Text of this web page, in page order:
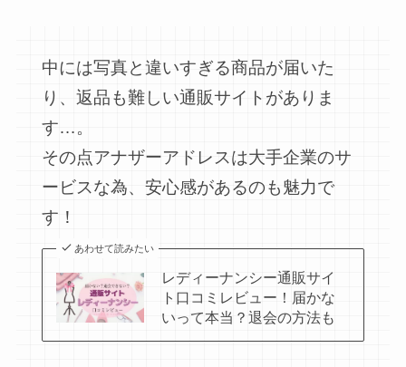
中には写真と違いすぎる商品が届いた
り、返品も難しい通販サイトがありま
す…。
その点アナザーアドレスは大手企業のサ
ービスな為、安心感があるのも魅力で
す！
あわせて読みたい
レディーナンシー通販サイ
ト口コミレビュー！届かな
いって本当？退会の方法も